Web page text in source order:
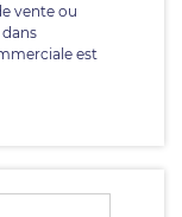
vente ou
est